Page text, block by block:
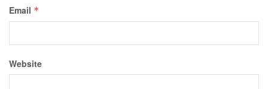
Email *
Website